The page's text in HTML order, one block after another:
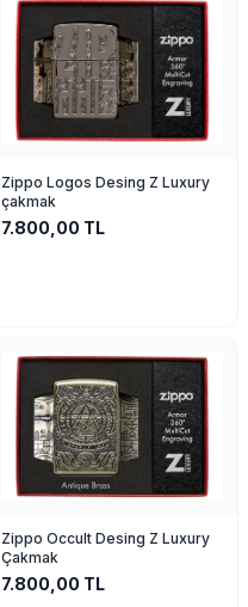
Zippo Logos Desing Z Luxury
çakmak
7.800,00 TL
Zippo Occult Desing Z Luxury
Çakmak
7.800,00 TL